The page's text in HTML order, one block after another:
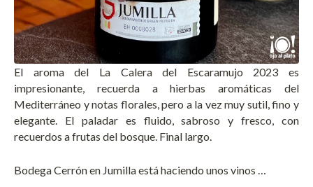
El aroma del La Calera del Escaramujo 2023 es
impresionante, recuerda a hierbas aromáticas del
Mediterráneo y notas florales, pero a la vez muy sutil, fino y
elegante. El paladar es fluido, sabroso y fresco, con
recuerdos a frutas del bosque. Final largo.
Bodega Cerrón en Jumilla está haciendo unos vinos …